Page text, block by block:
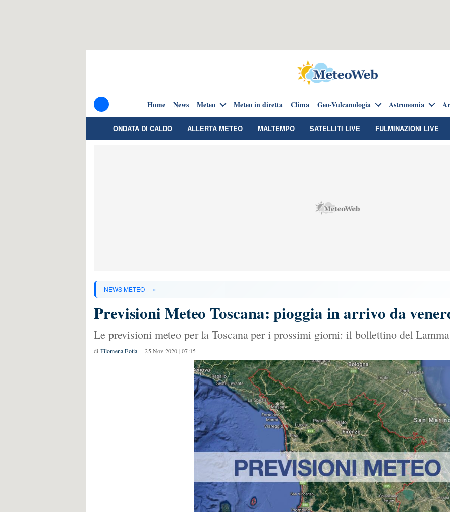
Home News Meteo Meteo in diretta Clima Geo-Vulcanologia Astronomia
ONDATA DI CALDO ALLERTA METEO MALTEMPO SATELLITI LIVE FULMINAZIONI LIVE
NEWS METEO »
Previsioni Meteo Toscana: pioggia in arrivo da
Le previsioni meteo per la Toscana per i prossimi giorni: il bollettino del Lamma
di Filomena Fotia 25 Nov 2020 | 07:15